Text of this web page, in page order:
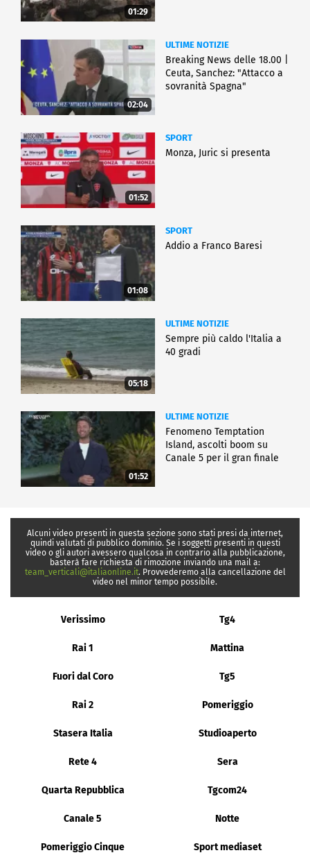
01:29
02:04
ULTIME NOTIZIE
Breaking News delle 18.00 |
Ceuta, Sanchez: "Attacco a
sovranità Spagna"
01:52
SPORT
Monza, Juric si presenta
01:08
SPORT
Addio a Franco Baresi
05:18
ULTIME NOTIZIE
Sempre più caldo l'Italia a
40 gradi
01:52
ULTIME NOTIZIE
Fenomeno Temptation
Island, ascolti boom su
Canale 5 per il gran finale
Alcuni video presenti in questa sezione sono stati presi da internet,
quindi valutati di pubblico dominio. Se i soggetti presenti in questi
video o gli autori avessero qualcosa in contrario alla pubblicazione,
basterà fare richiesta di rimozione inviando una mail a:
team_verticali@italiaonline.it. Provvederemo alla cancellazione del
video nel minor tempo possibile.
Verissimo Tg4
Rai 1 Mattina
Fuori dal Coro Tg5
Rai 2 Pomeriggio
Stasera Italia Studioaperto
Rete 4 Sera
Quarta Repubblica Tgcom24
Canale 5 Notte
Pomeriggio Cinque Sport mediaset